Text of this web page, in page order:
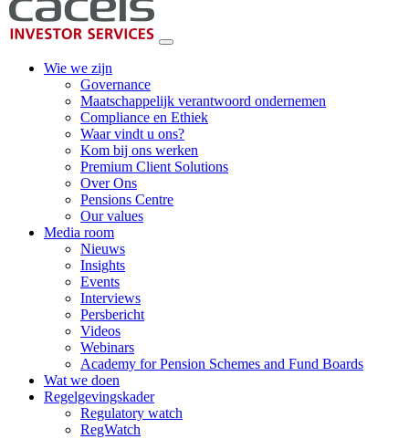
Wie we zijn
Governance
Maatschappelijk verantwoord ondernemen
Compliance en Ethiek
Waar vindt u ons?
Kom bij ons werken
Premium Client Solutions
Over Ons
Pensions Centre
Our values
Media room
Nieuws
Insights
Events
Interviews
Persbericht
Videos
Webinars
Academy for Pension Schemes and Fund Boards
Wat we doen
Regelgevingskader
Regulatory watch
RegWatch